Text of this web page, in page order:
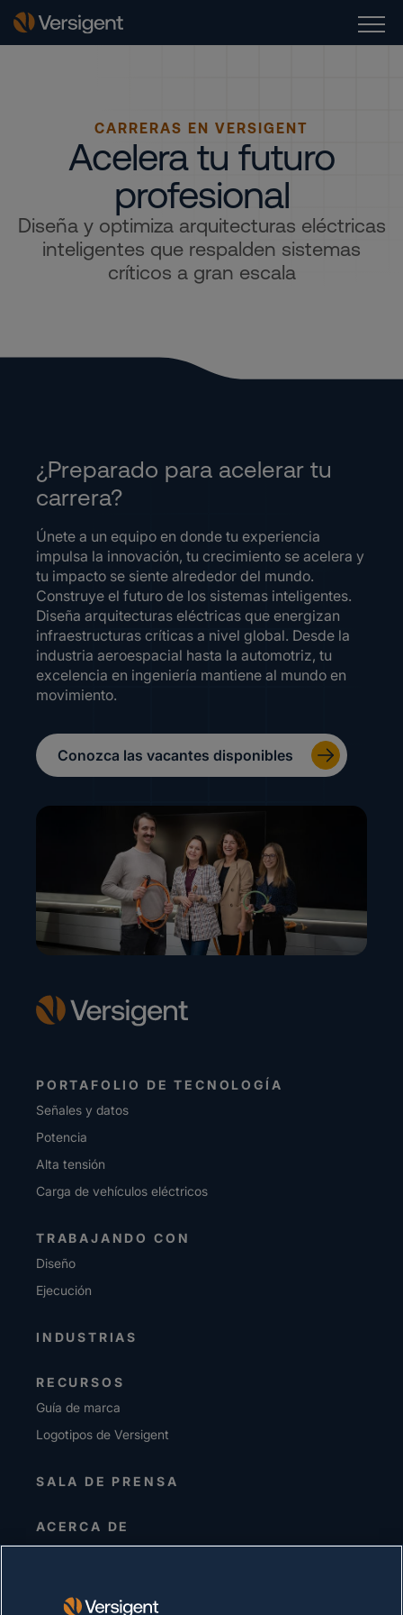
CARRERAS EN VERSIGENT
Acelera tu futuro
profesional
Diseña y optimiza arquitecturas eléctricas
inteligentes que respalden sistemas
críticos a gran escala
¿Preparado para acelerar tu
carrera?
Únete a un equipo en donde tu experiencia
impulsa la innovación, tu crecimiento se acelera y
tu impacto se siente alrededor del mundo.
Construye el futuro de los sistemas inteligentes.
Diseña arquitecturas eléctricas que energizan
infraestructuras críticas a nivel global. Desde la
industria aeroespacial hasta la automotriz, tu
excelencia en ingeniería mantiene al mundo en
movimiento.
Conozca las vacantes disponibles
PORTAFOLIO DE TECNOLOGÍA
Señales y datos
Potencia
Alta tensión
Carga de vehículos eléctricos
TRABAJANDO CON
Diseño
Ejecución
INDUSTRIAS
RECURSOS
Guía de marca
Logotipos de Versigent
SALA DE PRENSA
ACERCA DE
Alta dirección
Proveedores